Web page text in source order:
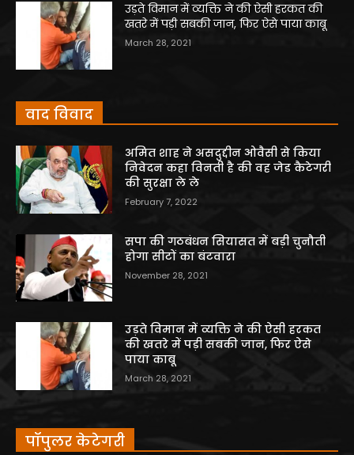
उड़ते विमान में व्यक्ति ने की ऐसी हरकत की
खतरे में पड़ी सबकी जान, फिर ऐसे पाया काबू
March 28, 2021
वाद विवाद
अमित शाह ने असदुद्दीन ओवैसी से किया
निवेदन कहा विनती है की वह जेड कैटेगरी
की सुरक्षा ले ले
February 7, 2022
सपा की गठबंधन सियासत में बड़ी चुनौती
होगा सीटों का बंटवारा
November 28, 2021
उड़ते विमान में व्यक्ति ने की ऐसी हरकत
की खतरे में पड़ी सबकी जान, फिर ऐसे
पाया काबू
March 28, 2021
पॉपुलर केटेगरी